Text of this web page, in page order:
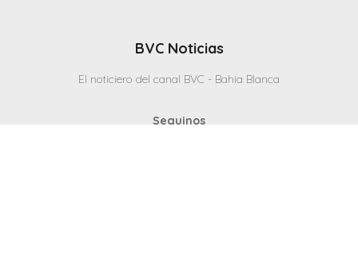
BVC Noticias
El noticiero del canal BVC - Bahia Blanca
Seguinos